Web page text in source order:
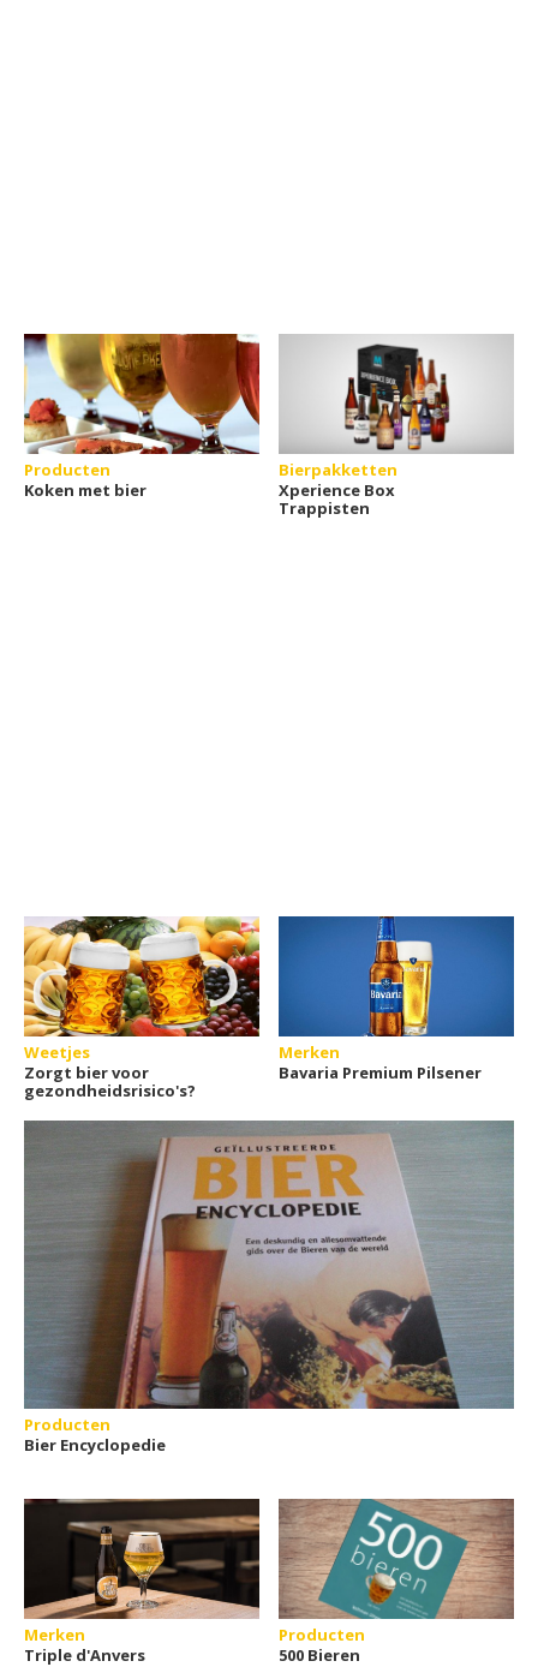
Producten
Koken met bier
Bierpakketten
Xperience Box
Trappisten
Weetjes
Zorgt bier voor
gezondheidsrisico's?
Merken
Bavaria Premium Pilsener
Producten
Bier Encyclopedie
Merken
Triple d'Anvers
Producten
500 Bieren